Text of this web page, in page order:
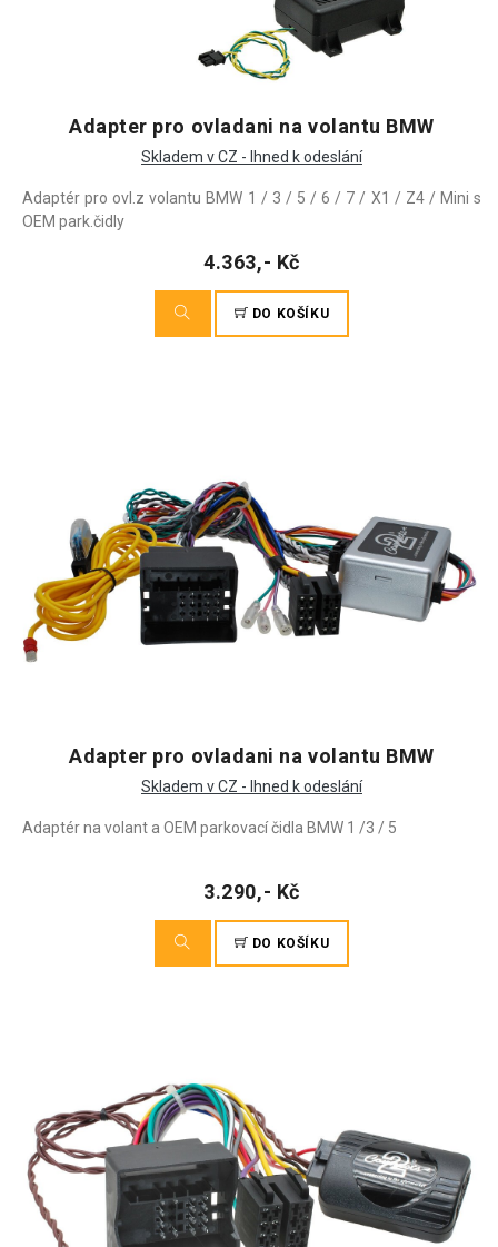
Adapter pro ovladani na volantu BMW
Skladem v CZ - Ihned k odeslání
Adaptér pro ovl.z volantu BMW 1 / 3 / 5 / 6 / 7 / X1 / Z4 / Mini s
OEM park.čidly
4.363,- Kč
DO KOŠÍKU
Adapter pro ovladani na volantu BMW
Skladem v CZ - Ihned k odeslání
Adaptér na volant a OEM parkovací čidla BMW 1 /3 / 5
3.290,- Kč
DO KOŠÍKU